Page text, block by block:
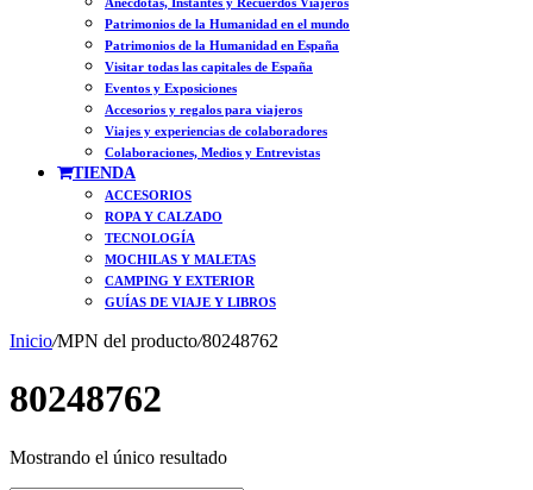
Patrimonios de la Humanidad en el mundo
Patrimonios de la Humanidad en España
Visitar todas las capitales de España
Eventos y Exposiciones
Accesorios y regalos para viajeros
Viajes y experiencias de colaboradores
Colaboraciones, Medios y Entrevistas
TIENDA
ACCESORIOS
ROPA Y CALZADO
TECNOLOGÍA
MOCHILAS Y MALETAS
CAMPING Y EXTERIOR
GUÍAS DE VIAJE Y LIBROS
Inicio/MPN del producto/80248762
80248762
Mostrando el único resultado